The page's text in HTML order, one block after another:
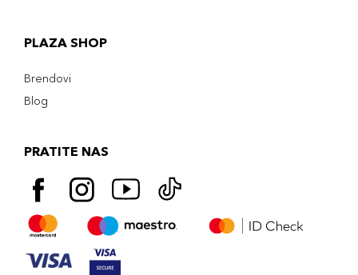
PLAZA SHOP
Brendovi
Blog
PRATITE NAS